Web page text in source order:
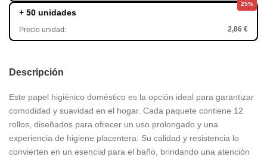
25%
+ 50 unidades
Precio unidad: 2,86 €
Descripción
Este papel higiénico doméstico es la opción ideal para garantizar
comodidad y suavidad en el hogar. Cada paquete contiene 12
rollos, diseñados para ofrecer un uso prolongado y una
experiencia de higiene placentera. Su calidad y resistencia lo
convierten en un esencial para el baño, brindando una atención